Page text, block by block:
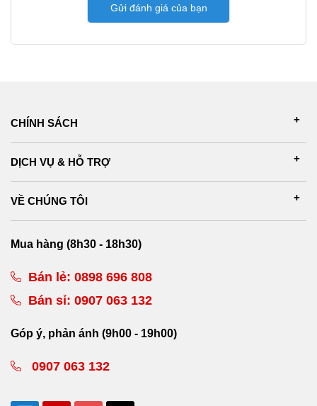
Gửi đánh giá của bạn
CHÍNH SÁCH
DỊCH VỤ & HỖ TRỢ
VỀ CHÚNG TÔI
Mua hàng (8h30 - 18h30)
Bán lẻ: 0898 696 808
Bán sỉ: 0907 063 132
Góp ý, phản ánh (9h00 - 19h00)
0907 063 132